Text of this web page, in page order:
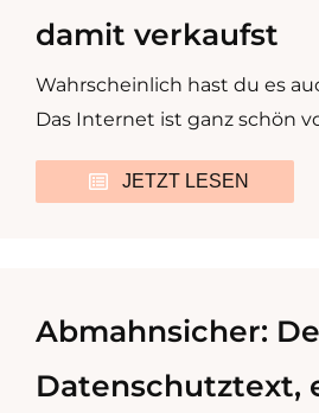
damit verkaufst
Wahrscheinlich hast du es
Das Internet ist ganz schön
JETZT LESEN
Abmahnsicher:
Datenschutztext,